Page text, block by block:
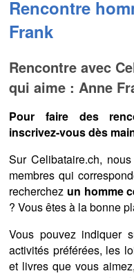
Rencontre
Frank
Rencontre avec
qui aime : Anne
Pour faire des
inscrivez-vous dès
Sur Celibataire.ch,
membres qui
recherchez un homme
? Vous êtes à la bonne
Vous pouvez indiquer
activités préférées, les
et livres que vous